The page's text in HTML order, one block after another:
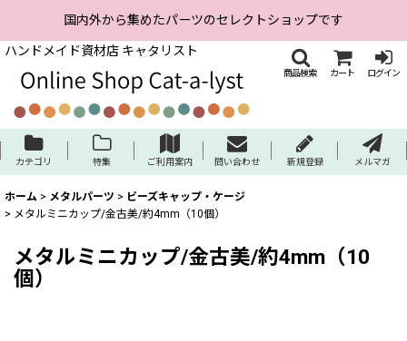
国内外から集めたパーツのセレクトショップです
ハンドメイド資材店 キャタリスト
商品検索 カート ログイン
カテゴリ 特集 ご利用案内 問い合わせ 新規登録 メルマガ
ホーム > メタルパーツ > ビーズキャップ・ケージ
> メタルミニカップ/金古美/約4mm（10個）
メタルミニカップ/金古美/約4mm（10
個）